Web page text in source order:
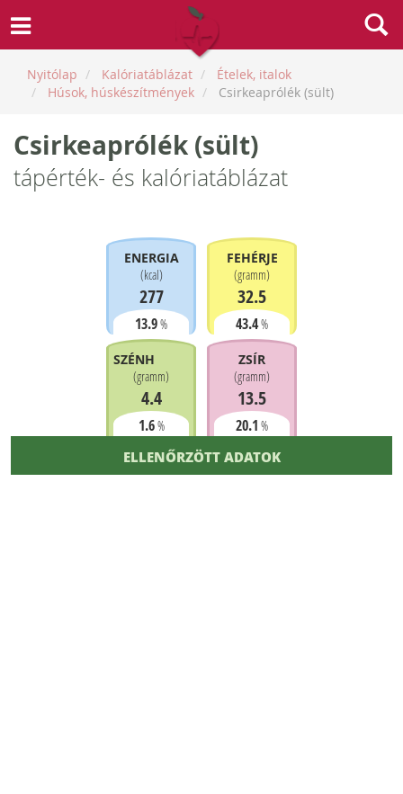
Nyitólap Kalóriatáblázat
Ételek, italok
Húsok, húskészítmények
Csirkeaprólék (sült)
Csirkeaprólék (sült)
tápérték- és kalóriatáblázat
ENERGIA
(kcal)
277
13.9%
FEHÉRJE
(gramm)
32.5
43.4%
SZÉNHIDRÁT
(gramm)
4.4
1.6%
ZSÍR
(gramm)
13.5
20.1 %
ELLENŐRZÖTT ADATOK